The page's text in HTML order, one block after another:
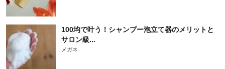
100均で叶う！シャンプー泡立て器のメリットと
サロン級...
メガネ